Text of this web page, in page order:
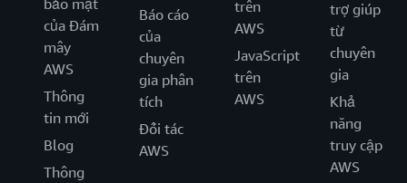
bảo mật
của Đám
mây
AWS
Thông
tin mới
Blog
Thông
Báo cáo
của
chuyên
gia phân
tích
Đối tác
AWS
trên
AWS
JavaScript
trên
AWS
trợ giúp
từ
chuyên
gia
Khả
năng
truy cập
AWS